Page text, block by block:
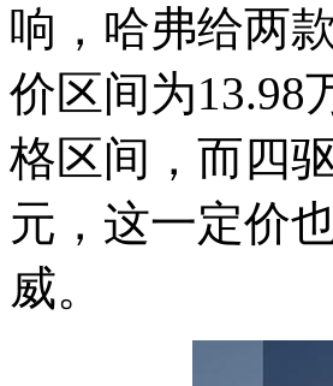
响，哈弗给两款
价区间为13.98
格区间，而四
元，这一定价
威。